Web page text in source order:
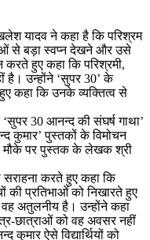
यादव ने कहा है कि परिश्रम
से बड़ा स्वप्न देखने और उसे
हुए कहा कि परिश्रमी,
है। उन्होंने ‘सुपर 30’ के
कहा कि उनके व्यक्तित्व से
30 आनन्द की संघर्ष गाथा’
कुमार’ पुस्तकों के विमोचन
मौके पर पुस्तक के लेखक श्री
करते हुए कहा कि
की प्रतिभाओं को निखारते हुए
अतुलनीय है। उन्होंने कहा
छात्राओं को वह अवसर नहीं
ऐसे विद्यार्थियों को